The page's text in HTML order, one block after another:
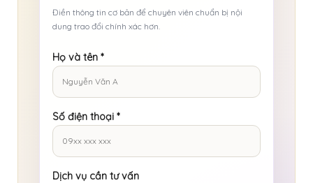
Điền thông tin cơ bản để chuyên viên chuẩn bị nội
dung trao đổi chính xác hơn.
Họ và tên *
Số điện thoại *
Dịch vụ cần tư vấn